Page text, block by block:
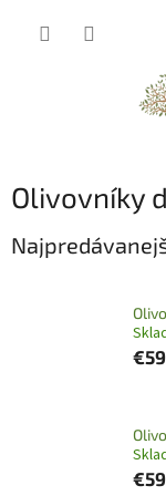
Olivovníky